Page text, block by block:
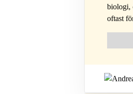
biologi,
oftast